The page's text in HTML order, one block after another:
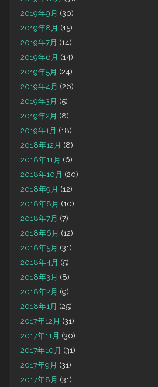
2019年9月 (30)
2019年8月 (15)
2019年7月 (14)
2019年6月 (14)
2019年5月 (24)
2019年4月 (26)
2019年3月 (5)
2019年2月 (8)
2019年1月 (18)
2018年12月 (8)
2018年11月 (6)
2018年10月 (20)
2018年9月 (12)
2018年8月 (10)
2018年7月 (7)
2018年6月 (12)
2018年5月 (31)
2018年4月 (5)
2018年3月 (8)
2018年2月 (9)
2018年1月 (25)
2017年12月 (31)
2017年11月 (30)
2017年10月 (31)
2017年9月 (31)
2017年8月 (31)